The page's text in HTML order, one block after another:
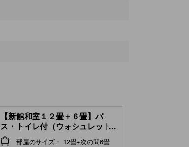
【新館和室１２畳＋６畳】バ
ス・トイレ付（ウォシュレット
付） (Room)
...
部屋のサイズ： 12畳+次の間6畳